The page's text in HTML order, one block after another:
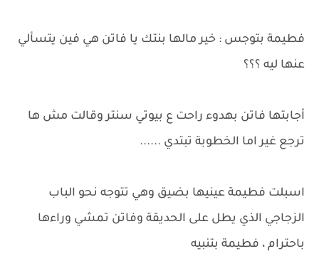
فطيمة بتوجس : خير مالها بنتك يا فاتن هي فين يتسألي
عنها ليه ؟؟؟
أجابتها فاتن بهدوء راحت ع بيوتي سنتر وقالت مش ها
ترجع غير اما الخطوبة تبتدي ......
اسبلت فطيمة عينيها بضيق وهي تتوجه نحو الباب
الزجاجي الذي يطل على الحديقة وفاتن تمشي وراءها
باحترام ، فطيمة بتنبيه